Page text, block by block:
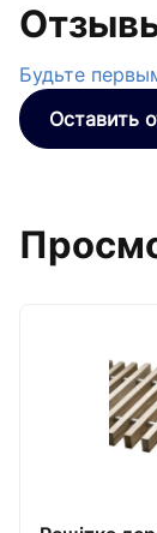
Будьте
Оставить